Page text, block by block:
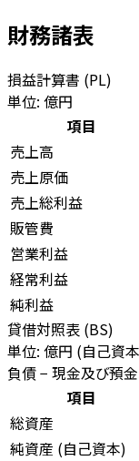
財務諸表
損益計算書 (PL)
単位: 億円
項目
売上高
売上原価
売上総利益
販管費
営業利益
経常利益
純利益
貸借対照表 (BS)
単位: 億円 (自己資
負債 − 現金及び預金
項目
総資産
純資産 (自己資本)